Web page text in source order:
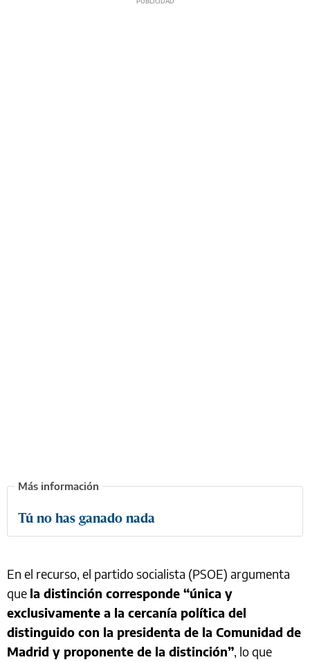
Tú no has ganado nada
En el recurso, el partido socialista (PSOE) argumenta
que la distinción corresponde “única y
exclusivamente a la cercanía política del
distinguido con la presidenta de la Comunidad de
Madrid y proponente de la distinción”, lo que